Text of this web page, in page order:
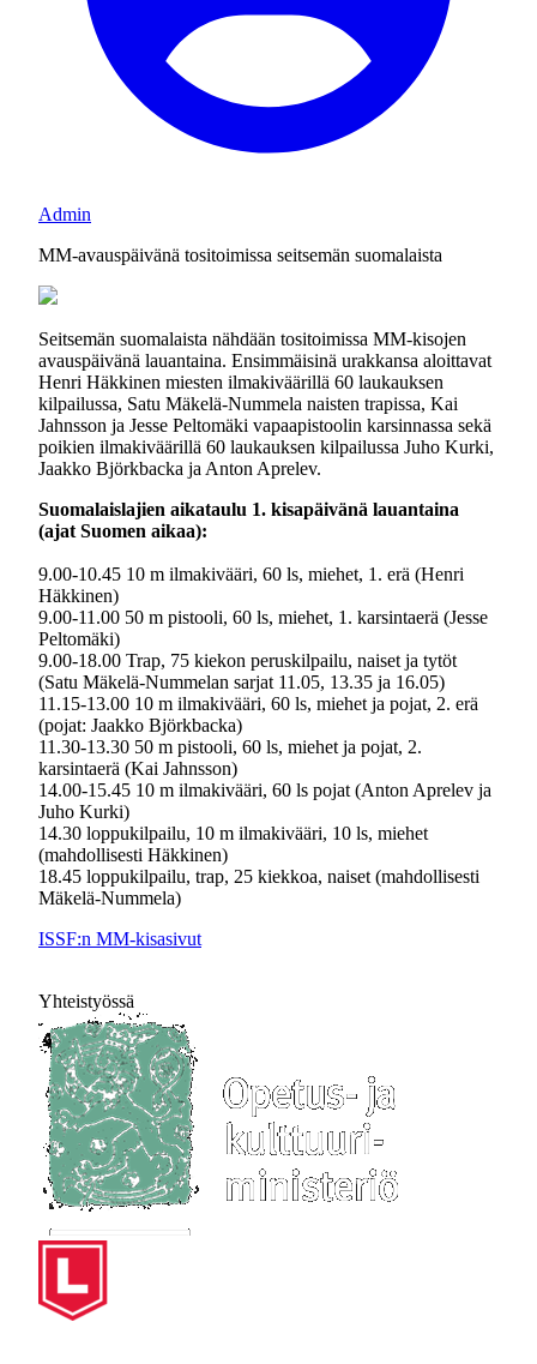
Admin
MM-avauspäivänä tositoimissa seitsemän suomalaista
Seitsemän suomalaista nähdään tositoimissa MM-kisojen
avauspäivänä lauantaina. Ensimmäisinä urakkansa aloittavat
Henri Häkkinen miesten ilmakiväärillä 60 laukauksen
kilpailussa, Satu Mäkelä-Nummela naisten trapissa, Kai
Jahnsson ja Jesse Peltomäki vapaapistoolin karsinnassa sekä
poikien ilmakiväärillä 60 laukauksen kilpailussa Juho Kurki,
Jaakko Björkbacka ja Anton Aprelev.
Suomalaislajien aikataulu 1. kisapäivänä lauantaina
(ajat Suomen aikaa):
9.00-10.45 10 m ilmakivääri, 60 ls, miehet, 1. erä (Henri
Häkkinen)
9.00-11.00 50 m pistooli, 60 ls, miehet, 1. karsintaerä (Jesse
Peltomäki)
9.00-18.00 Trap, 75 kiekon peruskilpailu, naiset ja tytöt
(Satu Mäkelä-Nummelan sarjat 11.05, 13.35 ja 16.05)
11.15-13.00 10 m ilmakivääri, 60 ls, miehet ja pojat, 2. erä
(pojat: Jaakko Björkbacka)
11.30-13.30 50 m pistooli, 60 ls, miehet ja pojat, 2.
karsintaerä (Kai Jahnsson)
14.00-15.45 10 m ilmakivääri, 60 ls pojat (Anton Aprelev ja
Juho Kurki)
14.30 loppukilpailu, 10 m ilmakivääri, 10 ls, miehet
(mahdollisesti Häkkinen)
18.45 loppukilpailu, trap, 25 kiekkoa, naiset (mahdollisesti
Mäkelä-Nummela)
ISSF:n MM-kisasivut
Yhteistyössä